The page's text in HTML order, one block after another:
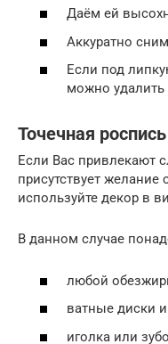
Даём ей
Аккуратно
Если под
можно
Точечная роспись
Если Вас привлекают
присутствует желание
используйте декор в
В данном случае
любой
ватные диски
иголка или